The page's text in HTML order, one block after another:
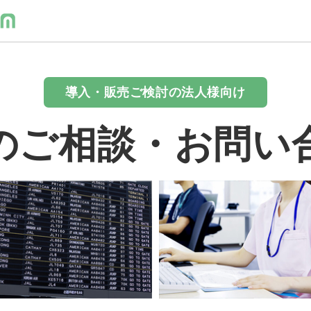
導入・販売ご検討の法人様向け
ご相談・お問い